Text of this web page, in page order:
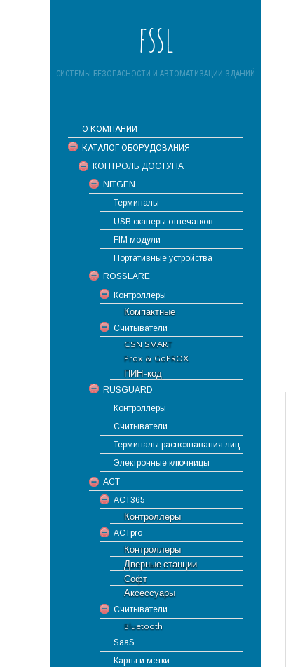
fssl
СИСТЕМЫ БЕЗОПАСНОСТИ И АВТОМАТИЗАЦИИ ЗДАНИЙ
О КОМПАНИИ
КАТАЛОГ ОБОРУДОВАНИЯ
КОНТРОЛЬ ДОСТУПА
NITGEN
Терминалы
USB сканеры отпечатков
FIM модули
Портативные устройства
ROSSLARE
Контроллеры
Компактные
Считыватели
CSN SMART
Prox & GoPROX
ПИН-код
RUSGUARD
Контроллеры
Считыватели
Терминалы распознавания лиц
Электронные ключницы
ACT
ACT365
Контроллеры
ACTpro
Контроллеры
Дверные станции
Софт
Аксессуары
Считыватели
Bluetooth
SaaS
Карты и метки